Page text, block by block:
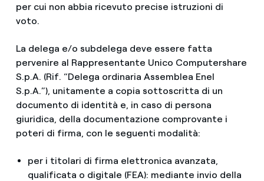
per cui non abbia ricevuto precise istruzioni di
voto.
La delega e/o subdelega deve essere fatta
pervenire al Rappresentante Unico Computershare
S.p.A. (Rif. “Delega ordinaria Assemblea Enel
S.p.A.”), unitamente a copia sottoscritta di un
documento di identità e, in caso di persona
giuridica, della documentazione comprovante i
poteri di firma, con le seguenti modalità:
per i titolari di firma elettronica avanzata,
qualificata o digitale (FEA): mediante invio della